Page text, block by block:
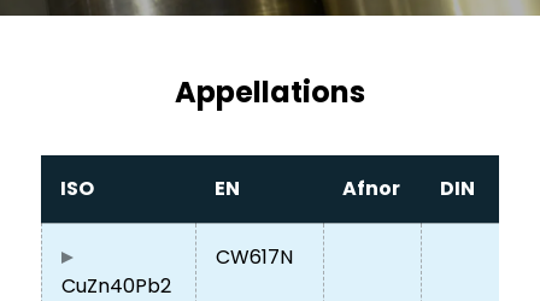
Appellations
ISO EN Afnor DIN
CuZn40Pb2
CW617N